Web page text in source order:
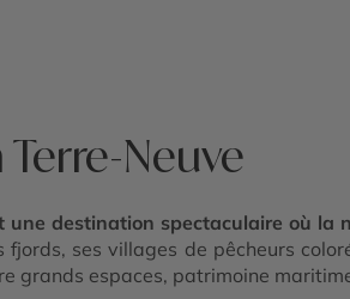
Neuve
une destination spectaculaire où la
ses villages de pêcheurs
grands espaces, patrimoine